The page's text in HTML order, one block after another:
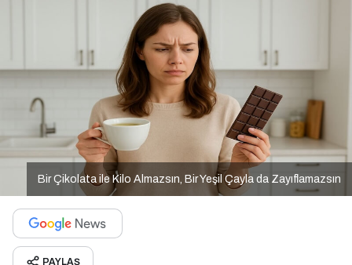
Bir Çikolata ile Kilo Almazsın, Bir Yeşil Çayla da Zayıflamazsın
PAYLAŞ